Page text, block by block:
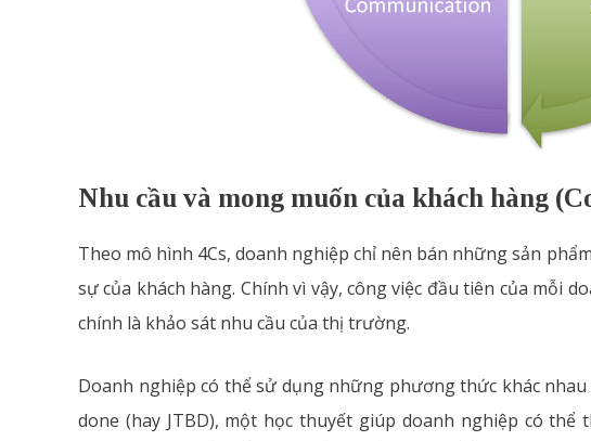
Nhu cầu và mong muốn của khách hàng
Theo mô hình 4Cs, doanh nghiệp chỉ nên bán những sản
sự của khách hàng. Chính vì vậy, công việc đầu tiên của mỗi
chính là khảo sát nhu cầu của thị trường.
Doanh nghiệp có thể sử dụng những phương thức khác
done (hay JTBD), một học thuyết giúp doanh nghiệp có